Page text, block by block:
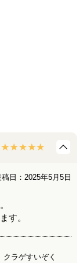
稿日：2025年5月5日
す。
クラゲすいぞく